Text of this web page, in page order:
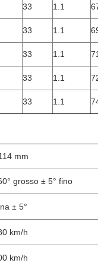
33 1.1
33 1.1
33 1.1 71
33 1.1
33 1.1
mm
grosso ± 5° fino
± 5°
km/h
km/h